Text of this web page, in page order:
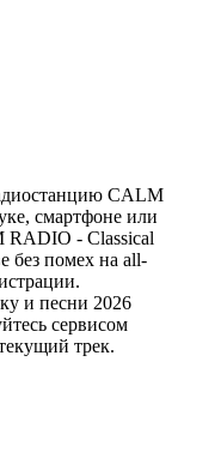
CALM
смартфоне или
RADIO - Classical
без помех на all-
и песни 2026
сервисом
трек.